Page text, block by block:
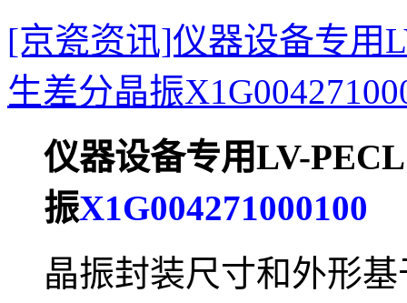
[京瓷资讯]仪器设备专用
生差分晶振
仪器设备专用LV-PECL
振X1G004271000100
晶振封装尺寸和外形